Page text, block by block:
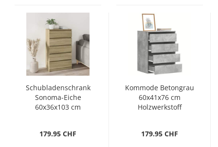
Schubladenschrank
Sonoma-Eiche
60x36x103 cm
179.95 CHF
Kommode Betongrau
60x41x76 cm
Holzwerkstoff
179.95 CHF